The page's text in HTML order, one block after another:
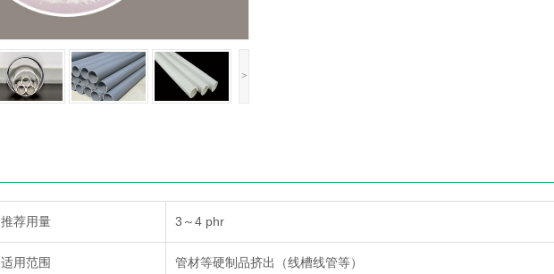
>
推荐用量 3～4 phr
适用范围 管材等硬制品挤出（线槽线管等）